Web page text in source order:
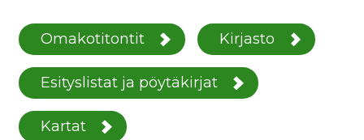
Omakotitontit Kirjasto
Esityslistat ja pöytäkirjat
Kartat